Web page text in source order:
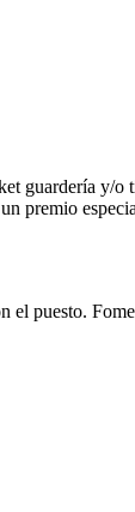
guardería y/o
premio
el puesto.